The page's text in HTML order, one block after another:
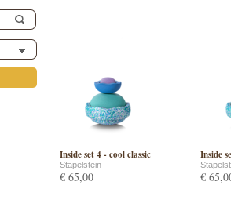
Inside set 4 - cool classic
Stapelstein
€ 65,00
Inside
€